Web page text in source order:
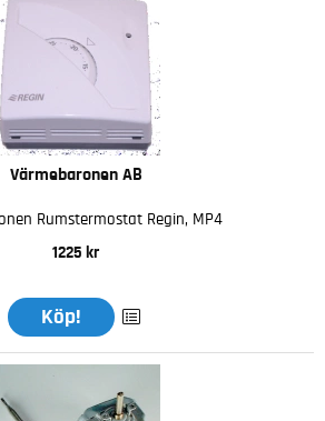
Värmebaronen AB
Rumstermostat Regin, MP4
1225 kr
Köp!